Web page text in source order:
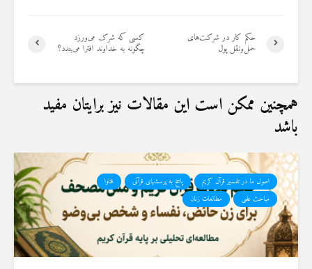
کسی که شرک می‌ورزد
چگونه به خداوند افترا می‌بندد؟
حکم کار در شرکت‌های
حمل‌ونقل پول
همچنین ممکن است این مقالات نیز برایتان مفید
باشد
اصول ما در تفسیر قرآن کریم پاسخ به پرسشهای قرآنی
فتاوا
مباحث علمی
مطالعات زنان